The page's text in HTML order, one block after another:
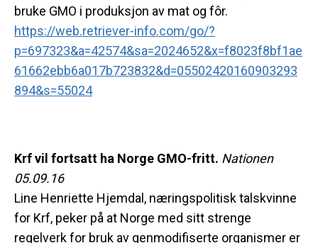
bruke GMO i produksjon av mat og fôr.
https://web.retriever-info.com/go/?
p=697323&a=42574&sa=2024652&x=f8023f8bf1ae
61662ebb6a017b723832&d=05502420160903293
894&s=55024
Krf vil fortsatt ha Norge GMO-fritt. Nationen
05.09.16
Line Henriette Hjemdal, næringspolitisk talskvinne
for Krf, peker på at Norge med sitt strenge
regelverk for bruk av genmodifiserte organismer er